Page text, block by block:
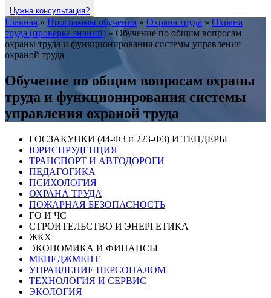
Нужна консультация?
Главная » Программы обучения » Охрана труда » Охрана
труда (проверка знаний) » Обучение по общим вопросам
охраны труда и функционирования системы управления
охраной труда
Обучение по общим вопросам охраны
труда и функционирования системы
управления охраной труда
ГОСЗАКУПКИ (44-ФЗ и 223-ФЗ) И ТЕНДЕРЫ
ЮРИСПРУДЕНЦИЯ
ТРАНСПОРТ И АВТОДОРОГИ
ПЕДАГОГИКА
ПСИХОЛОГИЯ
ОХРАНА ТРУДА
ПОЖАРНАЯ БЕЗОПАСНОСТЬ
ГО И ЧС
СТРОИТЕЛЬСТВО И ЭНЕРГЕТИКА
ЖКХ
ЭКОНОМИКА И ФИНАНСЫ
МЕНЕДЖМЕНТ
УПРАВЛЕНИЕ ПЕРСОНАЛОМ
ТЕХНОЛОГИЯ И СЕРВИС
ЭКОЛОГИЯ